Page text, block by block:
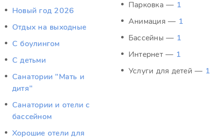
Новый год 2026
Отдых на выходные
С боулингом
С детьми
Санатории "Мать и
дитя"
Санатории и отели с
бассейном
Хорошие отели для
Парковка — 1
Анимация — 1
Бассейны — 1
Интернет — 1
Услуги для детей — 1